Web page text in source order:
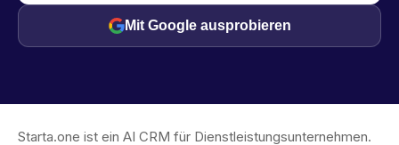
Mit Google ausprobieren
Starta.one ist ein AI CRM für Dienstleistungsunternehmen.